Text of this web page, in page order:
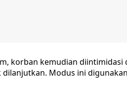
korban kemudian diintimidasi
Modus ini